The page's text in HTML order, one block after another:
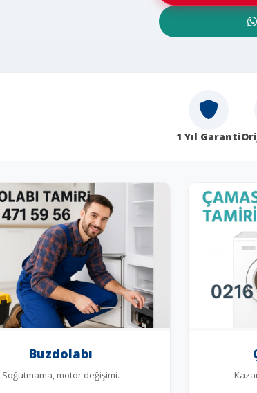
1 Yıl Garanti
Buzdolabı
Soğutmama, motor değişimi.